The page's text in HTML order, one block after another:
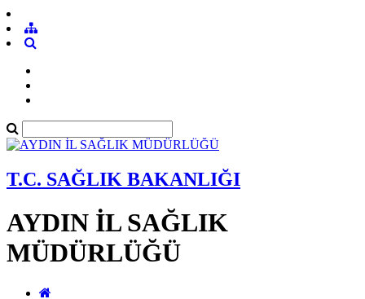
T.C. SAĞLIK BAKANLIĞI
AYDIN İL SAĞLIK
MÜDÜRLÜĞÜ